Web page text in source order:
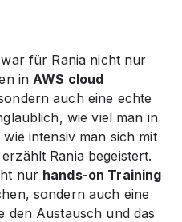
für Rania nicht nur
inAWS cloud
auch eine echte
wie viel man in
intensiv man sich mit
Rania begeistert.
nur hands-on Training
sondern auch eine
den Austausch und das